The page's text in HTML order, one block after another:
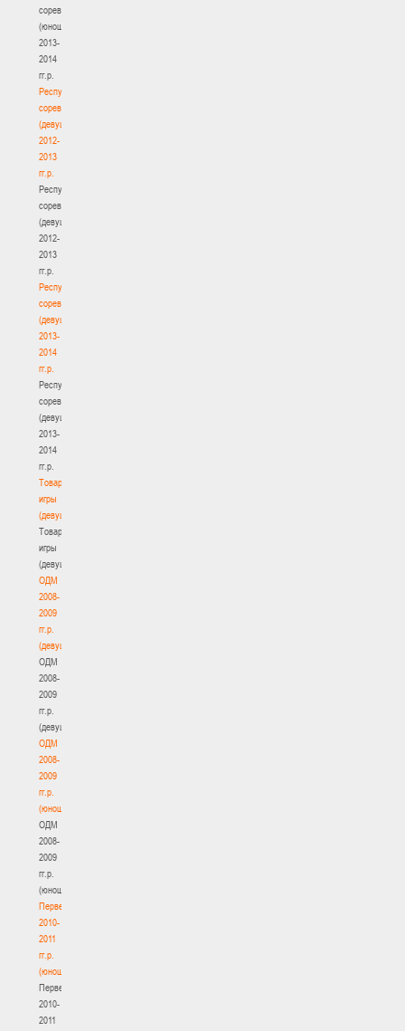
соревнования
(юноши)
2013-
2014
гг.р.
Республиканские
соревнования
(девушки)
2012-
2013
гг.р.
Республиканские
соревнования
(девушки)
2012-
2013
гг.р.
Республиканские
соревнования
(девушки)
2013-
2014
гг.р.
Республиканские
соревнования
(девушки)
2013-
2014
гг.р.
Товарищеские
игры
(девушки)
Товарищеские
игры
(девушки)
ОДМ
2008-
2009
гг.р.
(девушки)
ОДМ
2008-
2009
гг.р.
(девушки)
ОДМ
2008-
2009
гг.р.
(юноши)
ОДМ
2008-
2009
гг.р.
(юноши)
Первенство
2010-
2011
гг.р.
(юноши)
Первенство
2010-
2011